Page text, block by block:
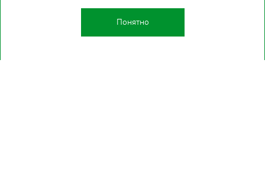
Понятно